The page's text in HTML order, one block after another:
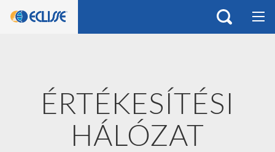
ÉRTÉKESÍTÉSI
HÁLÓZAT